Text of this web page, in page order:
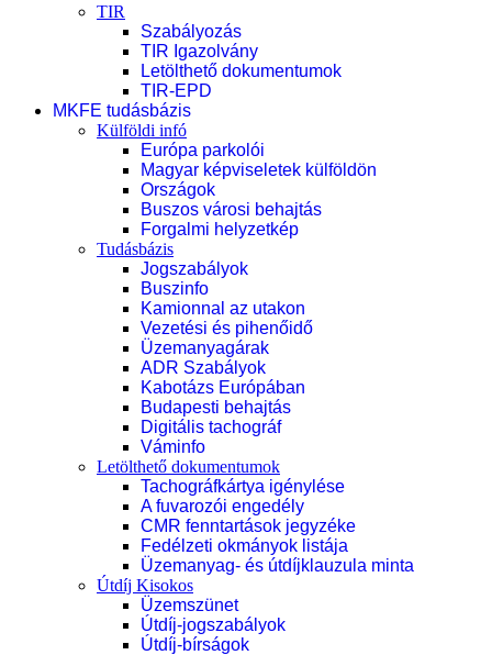
TIR
Szabályozás
TIR Igazolvány
Letölthető dokumentumok
TIR-EPD
MKFE tudásbázis
Külföldi infó
Európa parkolói
Magyar képviseletek külföldön
Országok
Buszos városi behajtás
Forgalmi helyzetkép
Tudásbázis
Jogszabályok
Buszinfo
Kamionnal az utakon
Vezetési és pihenőidő
Üzemanyagárak
ADR Szabályok
Kabotázs Európában
Budapesti behajtás
Digitális tachográf
Váminfo
Letölthető dokumentumok
Tachográfkártya igénylése
A fuvarozói engedély
CMR fenntartások jegyzéke
Fedélzeti okmányok listája
Üzemanyag- és útdíjklauzula minta
Útdíj Kisokos
Üzemszünet
Útdíj-jogszabályok
Útdíj-bírságok